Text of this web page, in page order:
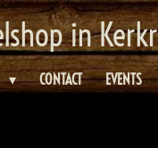
in
CONTACT EVENTS